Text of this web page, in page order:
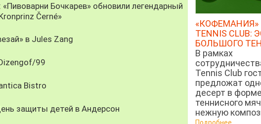
Бочкарев» обновили легендарный
Černé»
в Jules Zang
99
Bistro
защиты детей в Андерсон
«КОФЕМАНИЯ»
TENNIS CLUB:
БОЛЬШОГО
В рамках
Tennis Club
предложат
десерт в форме
теннисного
нежную